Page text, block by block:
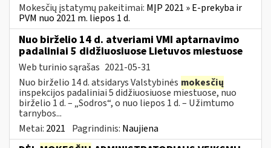
Mokesčių įstatymų pakeitimai: MĮP 2021 » E-prekyba ir
PVM nuo 2021 m. liepos 1 d.
Nuo birželio 14 d. atveriami VMI aptarnavimo
padaliniai 5 didžiuosiuose Lietuvos miestuose
Web turinio sąrašas 2021-05-31
Nuo birželio 14 d. atsidarys Valstybinės mokesčių
inspekcijos padaliniai 5 didžiuosiuose miestuose, nuo
birželio 1 d. – „Sodros“, o nuo liepos 1 d. – Užimtumo
tarnybos...
Metai: 2021 Pagrindinis: Naujiena